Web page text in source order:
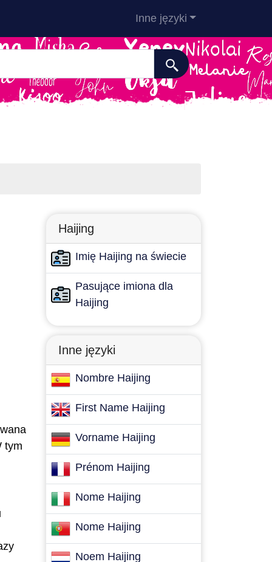
Inne języki
tym
Haijing
Imię Haijing na świecie
Pasujące imiona dla
Haijing
Inne języki
Nombre Haijing
First Name Haijing
Vorname Haijing
Prénom Haijing
Nome Haijing
Nome Haijing
Noem Haijing